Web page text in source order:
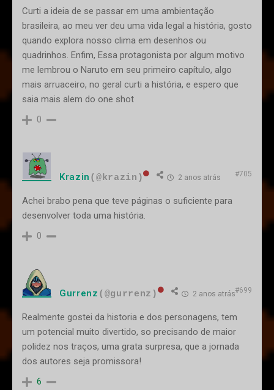
Curti a ideia de se passar em uma ambientação
brasileira, ao meu ver deu uma vida legal a história, gosto
quando explora nosso clima em desenhos ou
quadrinhos. Enfim, Essa protagonista por algum motivo
me lembrou o Naruto em seu primeiro capítulo, algo
mais arruaceiro, no geral curti a história, e espero que
saia mais alem do one shot
0
Krazin (@krazin) 2 anos atrás #705
Achei brabo pena que teve páginas o suficiente para
desenvolver toda uma história.
0
Gurrenz (@gurrenz) 2 anos atrás#699
Realmente gostei da historia e dos personagens, tem
um potencial muito divertido, so precisando de maior
polidez nos traços, uma grata surpresa, que a jornada
dos autores seja promissora!
6